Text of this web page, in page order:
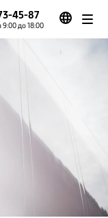
45-87
9:00 до 18:00